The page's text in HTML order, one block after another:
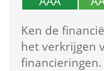
Ken de
het verkrijgen
financieringen.